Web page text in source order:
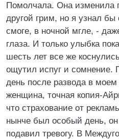
Помолчала. Она изменила
другой грим, но я узнал
смоге, в ночной мгле, -
глаза. И только улыбка
шесть лет все же
ощутил испуг и сомнение.
день после развода в моем
женщина, точная копия-
что страхование от
нынче был особый день,
подавил тревогу. В